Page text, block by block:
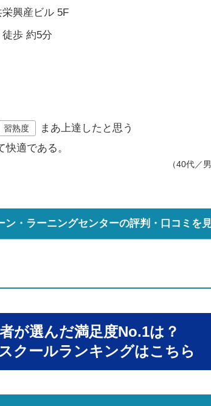
興産ビル 5F
歩 約5分
習熟度
まあ上達したと思う
適である。
（40代／
ン・ラーニングセンターの評判・口コミを
が選んだ満足度No.1は？
クールランキングはこちら